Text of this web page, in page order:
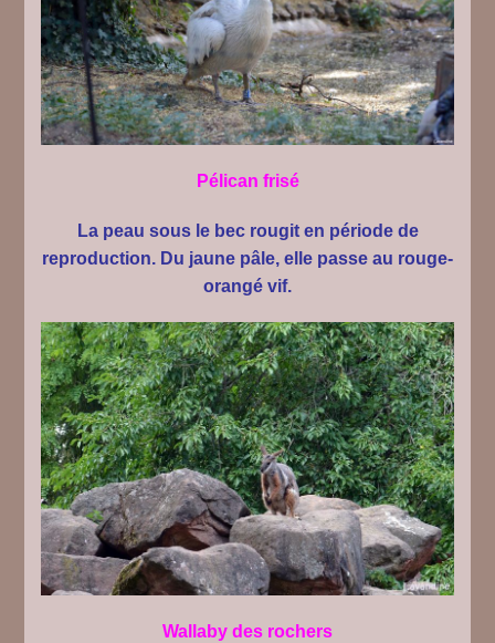
Pélican frisé
La peau sous le bec rougit en période de
reproduction. Du jaune pâle, elle passe au rouge-
orangé vif.
Wallaby des rochers